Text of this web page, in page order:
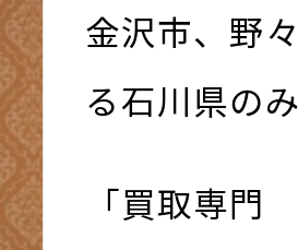
金沢市、野
る石川県の
「買取専